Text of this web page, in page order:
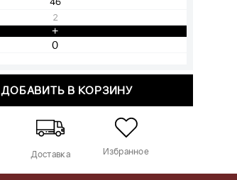
2
+
ДОБАВИТЬ В КОРЗИНУ
Доставка Избранное